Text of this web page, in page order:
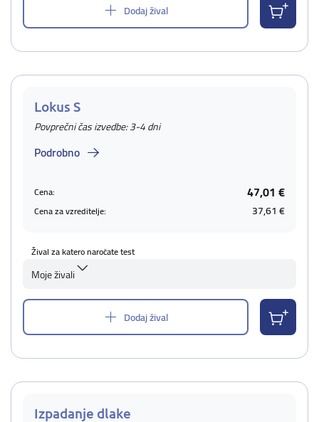
Dodaj žival
Lokus S
Povprečni čas izvedbe: 3-4 dni
Podrobno
Cena: 47,01 €
Cena za vzreditelje: 37,61 €
Žival za katero naročate test
Moje živali
Dodaj žival
Izpadanje dlake